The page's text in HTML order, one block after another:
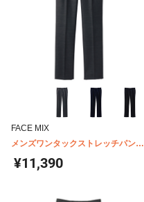
FACE MIX
メンズワンタックストレッチパンツ
FP6012M
¥11,390